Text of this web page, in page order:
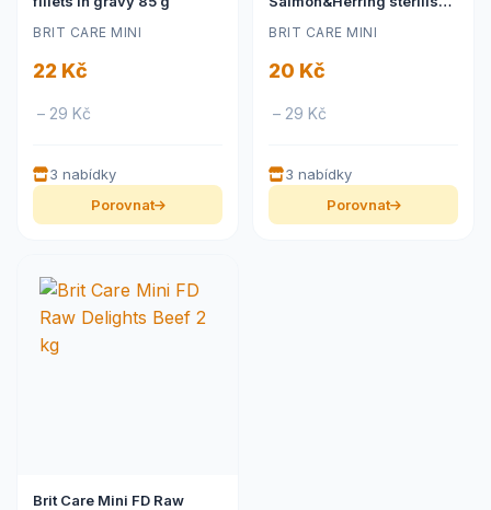
BRIT CARE MINI
22 Kč
– 29 Kč
3 nabídky
Porovnat
BRIT CARE MINI
20 Kč
– 29 Kč
3 nabídky
Porovnat
Brit Care Mini FD Raw